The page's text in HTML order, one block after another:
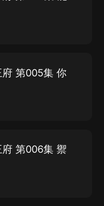
府 第005集 你
第006集 禦